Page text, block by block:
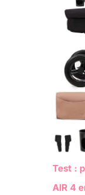
Test :
AIR 4